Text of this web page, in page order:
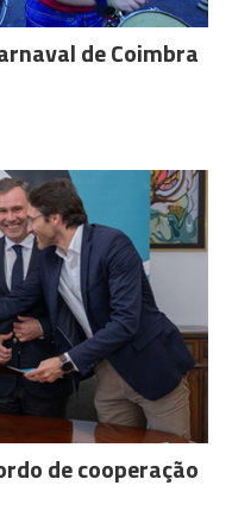
de Coimbra
de cooperação